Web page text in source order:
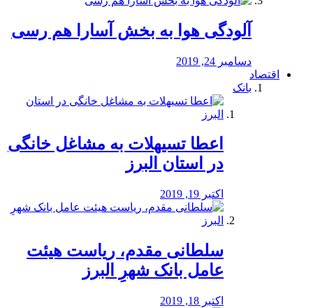
آلودگی هوا به بخش آسارا هم رسی
دسامبر 24, 2019
اقتصاد
بانک
️اعطا تسیهلات به مشاغل خانگی
در استان البرز
اکتبر 19, 2019
سلطانی مقدم، ریاست هیئت
عامل بانک شهرِ البرز
اکتبر 18, 2019